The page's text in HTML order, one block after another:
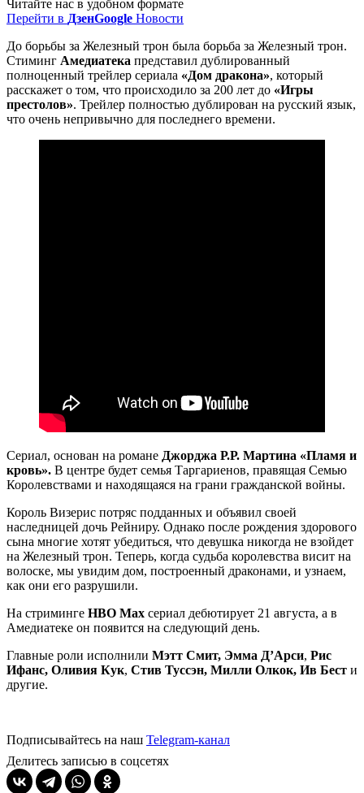
Читайте нас в удобном формате
Перейти в ДзенGoogle Новости
До борьбы за Железный трон была борьба за Железный трон.
Стиминг Амедиатека представил дублированный
полноценный трейлер сериала «Дом дракона», который
расскажет о том, что происходило за 200 лет до «Игры
престолов». Трейлер полностью дублирован на русский язык,
что очень непривычно для последнего времени.
Сериал, основан на романе Джорджа Р.Р. Мартина «Пламя и
кровь». В центре будет семья Таргариенов, правящая Семью
Королевствами и находящаяся на грани гражданской войны.
Король Визерис потряс подданных и объявил своей
наследницей дочь Рейниру. Однако после рождения здорового
сына многие хотят убедиться, что девушка никогда не взойдет
на Железный трон. Теперь, когда судьба королевства висит на
волоске, мы увидим дом, построенный драконами, и узнаем,
как они его разрушили.
На стриминге HBO Max сериал дебютирует 21 августа, а в
Амедиатеке он появится на следующий день.
Главные роли исполнили Мэтт Смит, Эмма Д’Арси, Рис
Ифанс, Оливия Кук, Стив Туссэн, Милли Олкок, Ив Бест и
другие.
Подписывайтесь на наш Telegram-канал
Делитесь записью в соцсетях